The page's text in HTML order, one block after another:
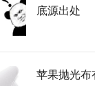
底源出处
苹果抛光布